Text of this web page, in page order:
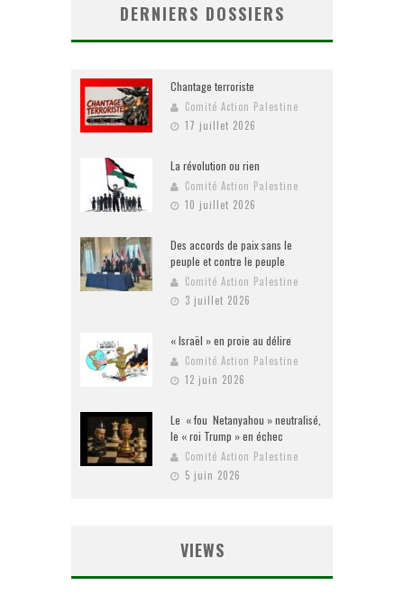
DERNIERS DOSSIERS
Chantage terroriste
Comité Action Palestine
17 juillet 2026
La révolution ou rien
Comité Action Palestine
10 juillet 2026
Des accords de paix sans le
peuple et contre le peuple
Comité Action Palestine
3 juillet 2026
« Israël » en proie au délire
Comité Action Palestine
12 juin 2026
Le « fou Netanyahou » neutralisé,
le « roi Trump » en échec
Comité Action Palestine
5 juin 2026
VIEWS